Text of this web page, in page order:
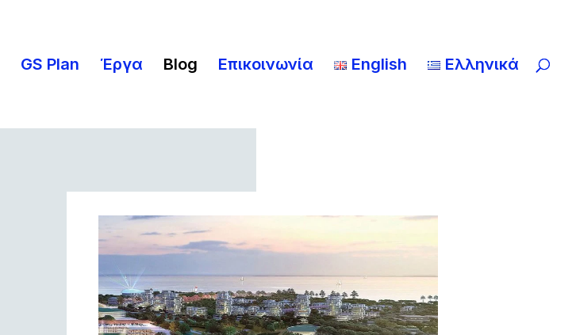
GS Plan Έργα Blog Επικοινωνία English Ελληνικά